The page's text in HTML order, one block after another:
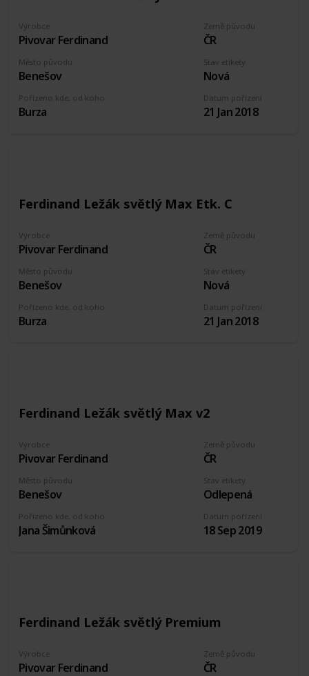
Výrobce
Pivovar Ferdinand
Země původu
ČR
Pořízeno kde, od koho
Burza
Stav etikety
Nová
Datum pořízení
21 Jan 2018
Město původu
Benešov
Ferdinand Ležák světlý Max Etk. C
Výrobce
Pivovar Ferdinand
Země původu
ČR
Pořízeno kde, od koho
Burza
Stav etikety
Nová
Datum pořízení
21 Jan 2018
Město původu
Benešov
Ferdinand Ležák světlý Max v2
Výrobce
Pivovar Ferdinand
Země původu
ČR
Pořízeno kde, od koho
Jana Šimůnková
Stav etikety
Odlepená
Datum pořízení
18 Sep 2019
Město původu
Benešov
Ferdinand Ležák světlý Premium
Výrobce
Pivovar Ferdinand
Země původu
ČR